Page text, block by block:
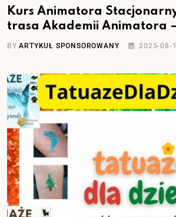
Kurs Animatora
trasa Akademii Animatora –
BYARTYKUŁ SPONSOROWANY 2025-08-